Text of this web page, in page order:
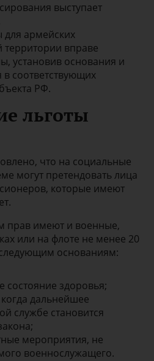
выступает
для армейских
территории вправе
установив основания и
соответствующих
РФ.
льготы
что на социальные
могут претендовать лица
которые имеют
прав имеют и военные,
или на флоте не менее 20
основаниям:
состояние здоровья;
дальнейшее
службе становится
мероприятия, не
военнослужащего.